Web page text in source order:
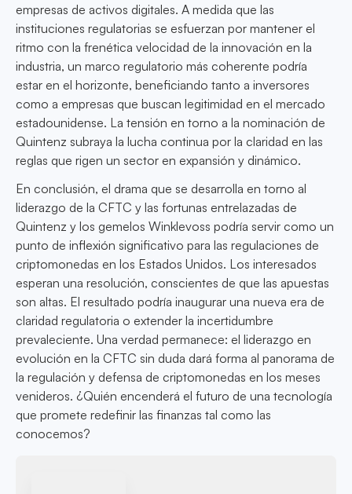
empresas de activos digitales. A medida que las
instituciones regulatorias se esfuerzan por mantener el
ritmo con la frenética velocidad de la innovación en la
industria, un marco regulatorio más coherente podría
estar en el horizonte, beneficiando tanto a inversores
como a empresas que buscan legitimidad en el mercado
estadounidense. La tensión en torno a la nominación de
Quintenz subraya la lucha continua por la claridad en las
reglas que rigen un sector en expansión y dinámico.
En conclusión, el drama que se desarrolla en torno al
liderazgo de la CFTC y las fortunas entrelazadas de
Quintenz y los gemelos Winklevoss podría servir como un
punto de inflexión significativo para las regulaciones de
criptomonedas en los Estados Unidos. Los interesados
esperan una resolución, conscientes de que las apuestas
son altas. El resultado podría inaugurar una nueva era de
claridad regulatoria o extender la incertidumbre
prevaleciente. Una verdad permanece: el liderazgo en
evolución en la CFTC sin duda dará forma al panorama de
la regulación y defensa de criptomonedas en los meses
venideros. ¿Quién encenderá el futuro de una tecnología
que promete redefinir las finanzas tal como las
conocemos?